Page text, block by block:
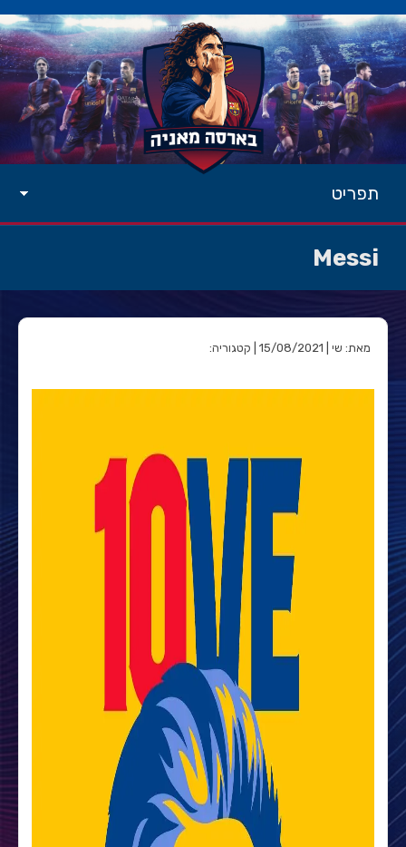
תפריט
Messi
מאת: שי | 15/08/2021 | קטגוריה: